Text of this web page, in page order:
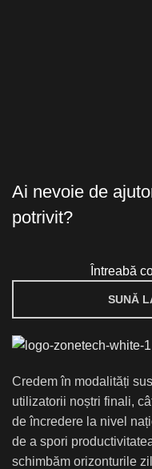
Ai nevoie de
potrivit?
Întreabă
SUNĂ
Credem în modalități
utilizatorii noștri finali,
de încredere la nivel
de a spori
schimbăm orizonturile